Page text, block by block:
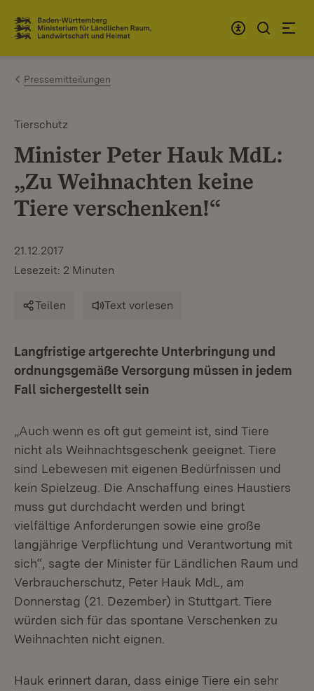
Zum Inhalt springen
Link zur Startseite
Pressemitteilungen
Tierschutz
Minister Peter Hauk MdL:
„Zu Weihnachten keine
Tiere verschenken!“
21.12.2017
Lesezeit: 2 Minuten
Teilen Text vorlesen
Langfristige artgerechte Unterbringung und
ordnungsgemäße Versorgung müssen in jedem
Fall sichergestellt sein
„Auch wenn es oft gut gemeint ist, sind Tiere
nicht als Weihnachtsgeschenk geeignet. Tiere
sind Lebewesen mit eigenen Bedürfnissen und
kein Spielzeug. Die Anschaffung eines Haustiers
muss gut durchdacht werden und bringt
vielfältige Anforderungen sowie eine große
langjährige Verpflichtung und Verantwortung mit
sich“, sagte der Minister für Ländlichen Raum und
Verbraucherschutz, Peter Hauk MdL, am
Donnerstag (21. Dezember) in Stuttgart. Tiere
würden sich für das spontane Verschenken zu
Weihnachten nicht eignen.
Hauk erinnert daran, dass einige Tiere ein sehr